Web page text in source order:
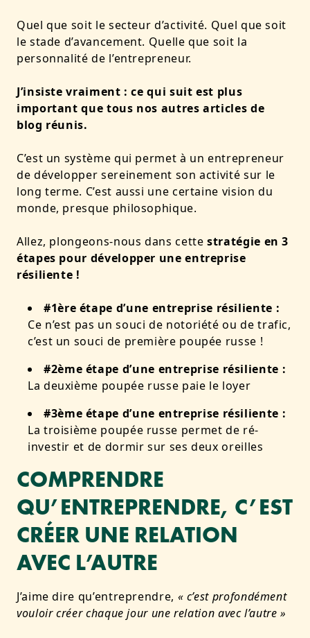
Quel que soit le secteur d’activité. Quel que soit
le stade d’avancement. Quelle que soit la
personnalité de l’entrepreneur.
J’insiste vraiment : ce qui suit est plus
important que tous nos autres articles de
blog réunis.
C’est un système qui permet à un entrepreneur
de développer sereinement son activité sur le
long terme. C’est aussi une certaine vision du
monde, presque philosophique.
Allez, plongeons-nous dans cettestratégie en 3
étapes pour développer une entreprise
résiliente !
#1ère étape d’une entreprise résiliente :
Ce n’est pas un souci de notoriété ou de trafic,
c’est un souci de première poupée russe !
#2ème étape d’une entreprise résiliente :
La deuxième poupée russe paie le loyer
#3ème étape d’une entreprise résiliente :
La troisième poupée russe permet de ré-
investir et de dormir sur ses deux oreilles
COMPRENDRE
QU’ENTREPRENDRE, C’EST
CRÉER UNE RELATION
AVEC L’AUTRE
J’aime dire qu’entreprendre, « c’est profondément
vouloir créer chaque jour une relation avec l’autre »